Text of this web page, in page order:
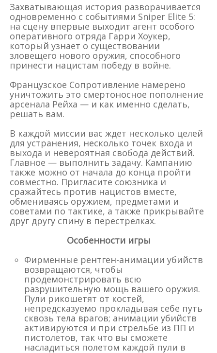
Захватывающая история разворачивается
одновременно с событиями Sniper Elite 5:
на сцену впервые выходит агент особого
оперативного отряда Гарри Хоукер,
который узнает о существовании
зловещего нового оружия, способного
принести нацистам победу в войне.
Французское Сопротивление намерено
уничтожить это смертоносное пополнение
арсенала Рейха — и как именно сделать,
решать вам.
В каждой миссии вас ждет несколько целей
для устранения, несколько точек входа и
выхода и невероятная свобода действий.
Главное — выполнить задачу. Кампанию
также можно от начала до конца пройти
совместно. Пригласите союзника и
сражайтесь против нацистов вместе,
обмениваясь оружием, предметами и
советами по тактике, а также прикрывайте
друг другу спину в перестрелках.
Особенности игры
Фирменные рентген-анимации убийств
возвращаются, чтобы
продемонстрировать всю
разрушительную мощь вашего оружия.
Пули рикошетят от костей,
непредсказуемо прокладывая себе путь
сквозь тела врагов; анимации убийств
активируются и при стрельбе из ПП и
пистолетов, так что вы сможете
насладиться полетом каждой пули в